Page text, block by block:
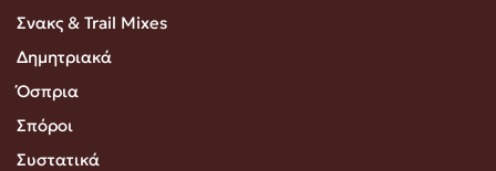
Σνακς & Trail Mixes
Δημητριακά
Όσπρια
Σπόροι
Συστατικά